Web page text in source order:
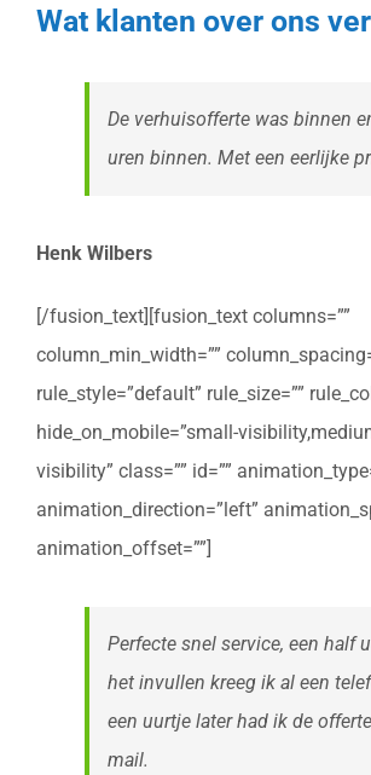
Wat klanten over ons
De verhuisofferte was binnen
uren binnen. Met een eerlijke
Henk Wilbers
[/fusion_text][fusion_text columns=””
column_min_width=””
rule_style=”default” rule_size=””
hide_on_mobile=”small-
visibility” class=”” id=””
animation_direction=”left”
animation_offset=””]
Perfecte snel service, een half
het invullen kreeg ik al een
een uurtje later had ik de
mail.